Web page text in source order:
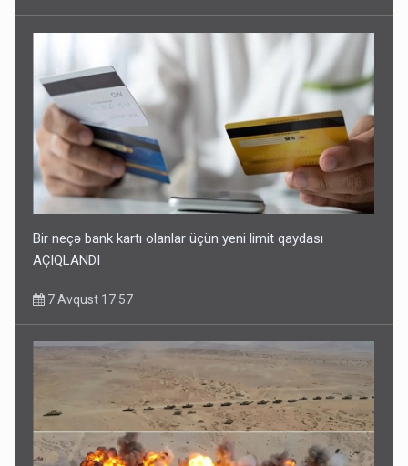
Bir neçə bank kartı olanlar üçün yeni limit qaydası
AÇIQLANDI
7 Avqust 17:57